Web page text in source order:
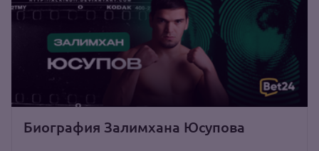
Биография Залимхана Юсупова